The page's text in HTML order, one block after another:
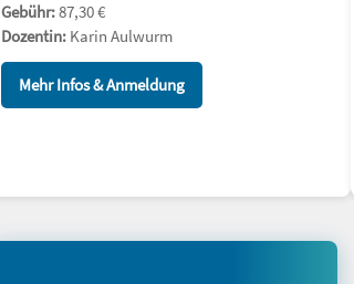
Gebühr:87,30 €
Dozentin: Karin Aulwurm
Mehr Infos & Anmeldung